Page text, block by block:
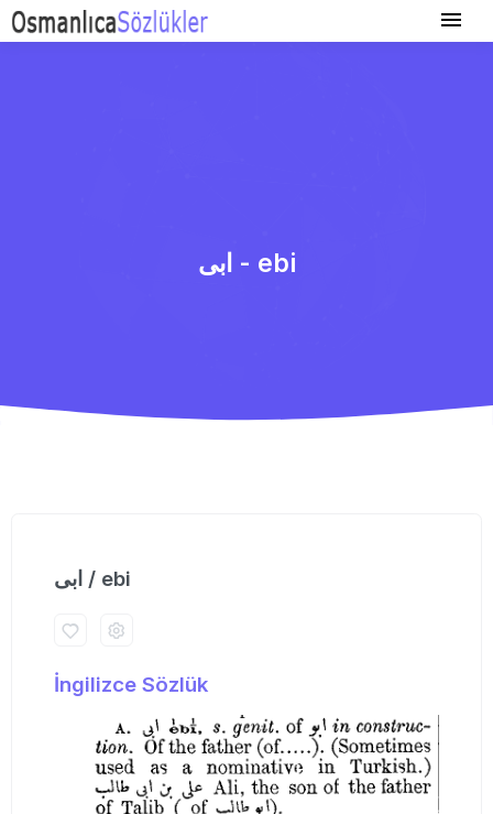
ابی - ebi
ابی / ebi
İngilizce Sözlük